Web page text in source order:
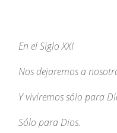
En el Siglo XXI
Nos dejaremos a
Y viviremos sólo para
Sólo para Dios.